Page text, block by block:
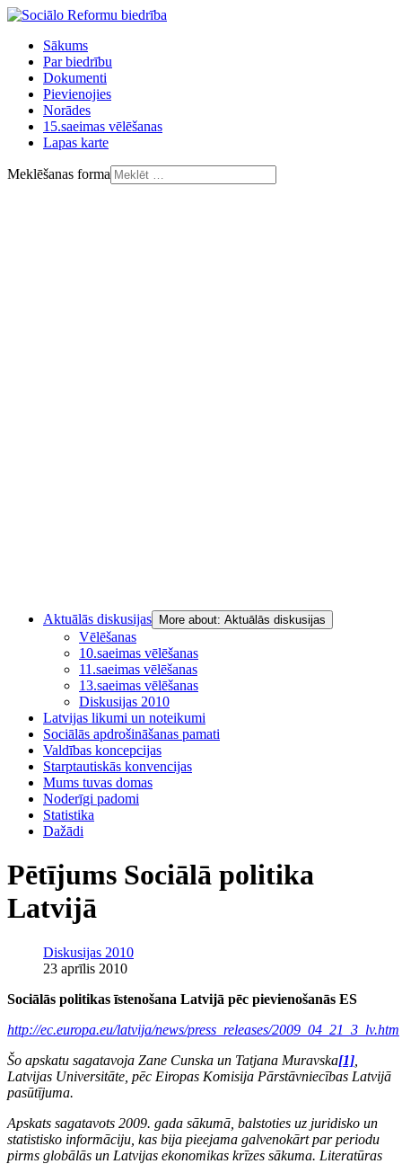
Sākums
Par biedrību
Dokumenti
Pievienojies
Norādes
15.saeimas vēlēšanas
Lapas karte
Meklēšanas forma
Aktuālās diskusijas More about: Aktuālās diskusijas
Vēlēšanas
10.saeimas vēlēšanas
11.saeimas vēlēšanas
13.saeimas vēlēšanas
Diskusijas 2010
Latvijas likumi un noteikumi
Sociālās apdrošināšanas pamati
Valdības koncepcijas
Starptautiskās konvencijas
Mums tuvas domas
Noderīgi padomi
Statistika
Dažādi
Pētījums Sociālā politika
Latvijā
Diskusijas 2010
23 aprīlis 2010
Sociālās politikas īstenošana Latvijā pēc pievienošanās ES
http://ec.europa.eu/latvija/news/press_releases/2009_04_21_3_lv.htm
Šo apskatu sagatavoja Zane Cunska un Tatjana Muravska[1]
Latvijas Universitāte, pēc Eiropas Komisija Pārstāvniecības Latvijā
pasūtījuma.
Apskats sagatavots 2009. gada sākumā, balstoties uz juridisko un
statistisko informāciju, kas bija pieejama galvenokārt par periodu
pirms globālās un Latvijas ekonomikas krīzes sākuma. Literatūras